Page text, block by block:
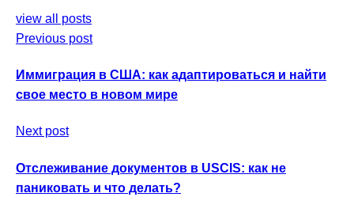
view all posts
Previous post
Иммиграция в США: как адаптироваться и найти
свое место в новом мире
Next post
Отслеживание документов в USCIS: как не
паниковать и что делать?